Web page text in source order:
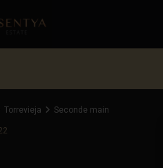
Torrevieja Seconde main